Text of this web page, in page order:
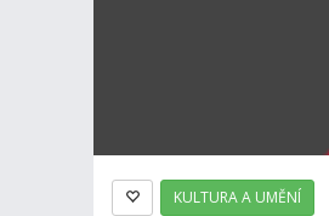
KULTURA A UMĚNÍ